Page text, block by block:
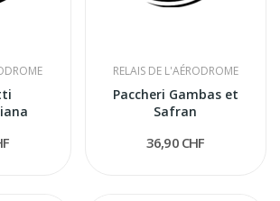
RELAIS DE L'AÉRODROME
Paccheri Gambas et
Safran
36,90 CHF